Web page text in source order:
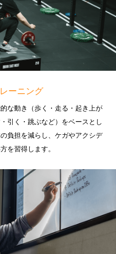
ーニング
な動き（歩く・走る・起き上が
引く・跳ぶなど）をベースとし
負担を減らし、ケガやアクシデ
を習得します。